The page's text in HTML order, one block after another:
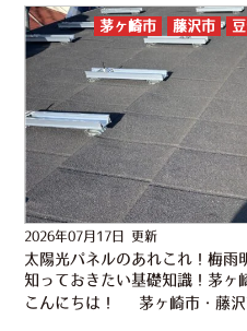
2026年07月17日 更新
太陽光パネルのあれこれ！梅雨
知っておきたい基礎知識！茅ヶ
茅ヶ崎市 藤沢市